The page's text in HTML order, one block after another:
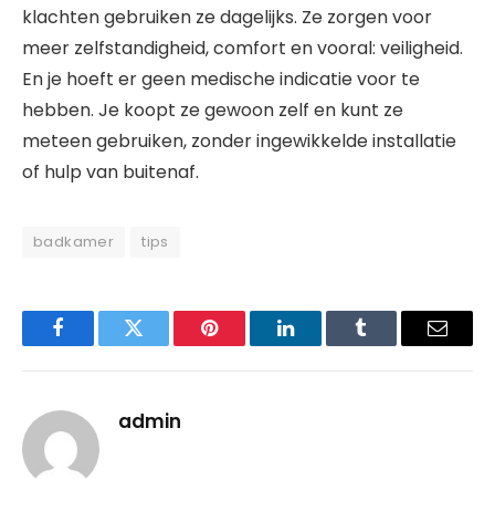
klachten gebruiken ze dagelijks. Ze zorgen voor
meer zelfstandigheid, comfort en vooral: veiligheid.
En je hoeft er geen medische indicatie voor te
hebben. Je koopt ze gewoon zelf en kunt ze
meteen gebruiken, zonder ingewikkelde installatie
of hulp van buitenaf.
badkamer tips
FacebookTwitter Pinterest LinkedInTumblr Email
admin